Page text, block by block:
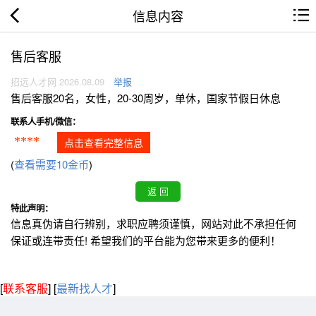
信息内容
售后客服
招远人才网 2026.08.09 举报
售后客服20名，女性，20-30周岁，单休，国家节假日休息
联系人手机/微信：
**** 点击查看完整信息
(查看需要10金币)
特此声明：
信息真伪请自行辨别，求职应聘须谨慎，网站对此不承担任何
保证或连带责任! 希望我们的平台能为您带来更多的便利！
[联系客服] [最新找人才]